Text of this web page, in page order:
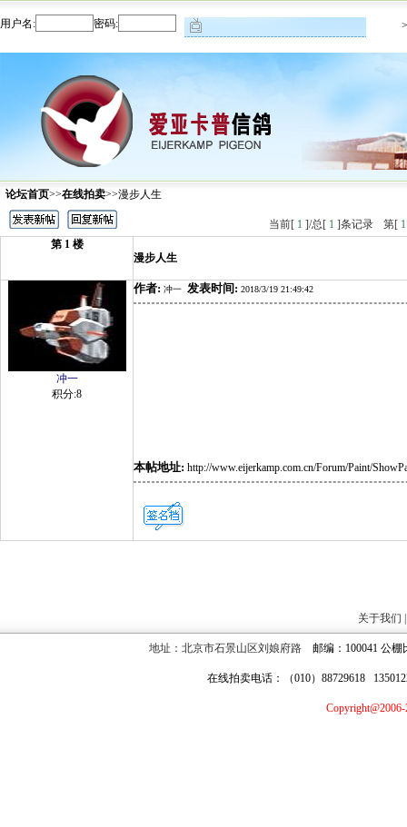
用户名: 密码:
论坛首页>>在线拍卖>>漫步人生
当前[ 1 ]/总[ 1 ]条记录 第[ 1
第 1 楼
漫步人生
冲一
积分:8
作者: 冲一 发表时间: 2018/3/19 21:49:42
本帖地址: http://www.eijerkamp.com.cn/Forum/Paint/
关于我们
地址：北京市石景山区刘娘府路 邮编：100041 公
在线拍卖电话：（010）88729618
Copyright@2006-